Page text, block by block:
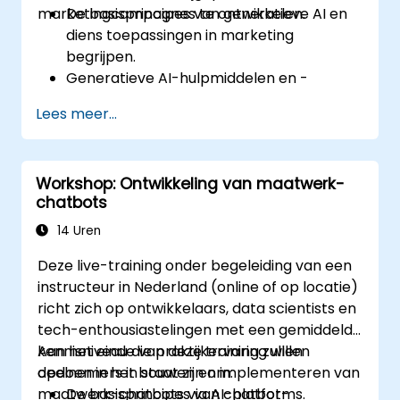
marketingcampagnes te ontwikkelen.
De basisprincipes van generatieve AI en
diens toepassingen in marketing
begrijpen.
Generatieve AI-hulpmiddelen en -
van campagnes.
Gepersonaliseerde marketinginhoud
ontwikkelen met behulp van AI-modellen.
AI-gegenereerde inhoud integreren in
bredere marketingstrategieën.
AI-gedreven campagnes analyseren en
behalen.
Lees meer...
Workshop: Ontwikkeling van maatwerk-
chatbots
14 Uren
Deze live-training onder begeleiding van een
instructeur in Nederland (online of op locatie)
richt zich op ontwikkelaars, data scientists en
tech-enthousiastelingen met een gemiddelde
kennisniveau die praktijkervaring willen
opdoen in het bouwen en implementeren van
maatwerk-chatbots via AI-platforms.
Aan het einde van deze training zullen
deelnemers in staat zijn om:
De basisprincipes van chatbot-